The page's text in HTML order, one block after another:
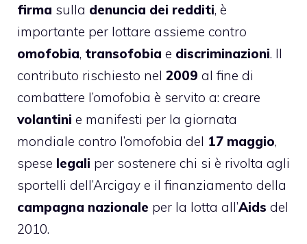
firma sulla denuncia dei redditi, è
importante per lottare assieme contro
omofobia, transofobia e discriminazioni. Il
contributo rischiesto nel 2009 al fine di
combattere l’omofobia è servito a: creare
volantini e manifesti per la giornata
mondiale contro l’omofobia del 17 maggio,
spese legali per sostenere chi si è rivolta agli
sportelli dell’Arcigay e il finanziamento della
campagna nazionale per la lotta all’Aids del
2010.